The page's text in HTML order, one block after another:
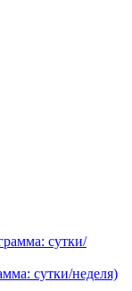
сутки/неделя)